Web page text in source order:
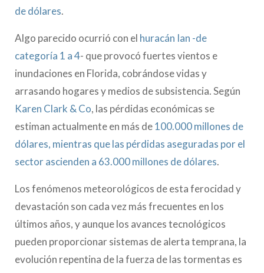
de dólares.
Algo parecido ocurrió con el huracán Ian -de
categoría 1 a 4- que provocó fuertes vientos e
inundaciones en Florida, cobrándose vidas y
arrasando hogares y medios de subsistencia. Según
Karen Clark & Co, las pérdidas económicas se
estiman actualmente en más de100.000 millones de
dólares, mientras que las pérdidas aseguradas por el
sector ascienden a 63.000 millones de dólares.
Los fenómenos meteorológicos de esta ferocidad y
devastación son cada vez más frecuentes en los
últimos años, y aunque los avances tecnológicos
pueden proporcionar sistemas de alerta temprana, la
evolución repentina de la fuerza de las tormentas es